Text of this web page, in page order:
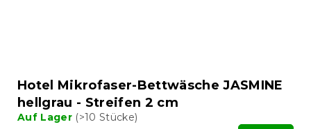
Hotel Mikrofaser-Bettwäsche JASMINE
hellgrau - Streifen 2 cm
Auf Lager (>10 Stücke)